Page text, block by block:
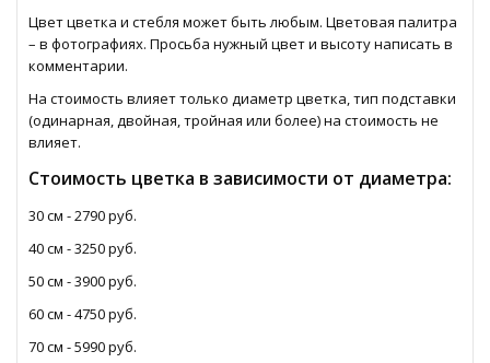
Цвет цветка и стебля может быть любым. Цветовая палитра
– в фотографиях. Просьба нужный цвет и высоту написать в
комментарии.
На стоимость влияет только диаметр цветка, тип подставки
(одинарная, двойная, тройная или более) на стоимость не
влияет.
Стоимость цветка в зависимости от диаметра:
30 см - 2790 руб.
40 см - 3250 руб.
50 см - 3900 руб.
60 см - 4750 руб.
70 см - 5990 руб.